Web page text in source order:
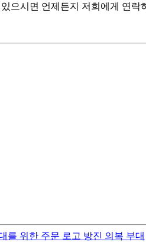
으시면 언제든지 저희에게 연
를 위한 주문 로고 방진 의복 부대